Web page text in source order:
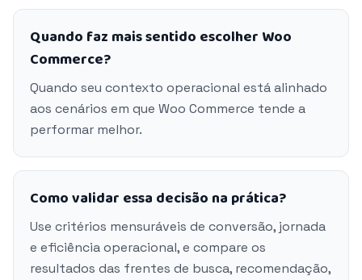
Quando faz mais sentido escolher Woo
Commerce?
Quando seu contexto operacional está alinhado
aos cenários em que Woo Commerce tende a
performar melhor.
Como validar essa decisão na prática?
Use critérios mensuráveis de conversão, jornada
e eficiência operacional, e compare os
resultados das frentes de busca, recomendação,